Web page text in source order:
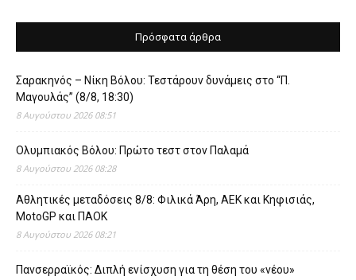
Πρόσφατα άρθρα
Σαρακηνός – Νίκη Βόλου: Τεστάρουν δυνάμεις στο “Π.
Μαγουλάς” (8/8, 18:30)
8 Αυγούστου 2026 08:51
Ολυμπιακός Βόλου: Πρώτο τεστ στον Παλαμά
8 Αυγούστου 2026 08:28
Αθλητικές μεταδόσεις 8/8: Φιλικά Άρη, ΑΕΚ και Κηφισιάς,
MotoGP και ΠΑΟΚ
8 Αυγούστου 2026 08:21
Πανσερραϊκός: Διπλή ενίσχυση για τη θέση του «νέου»